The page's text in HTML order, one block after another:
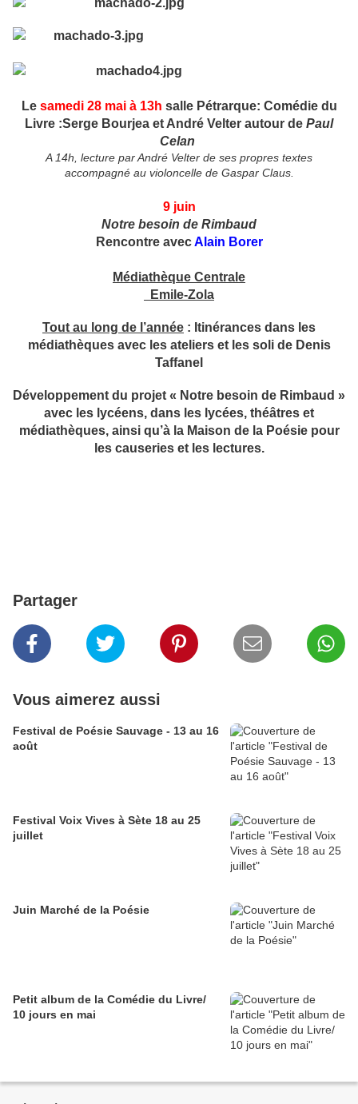
Le samedi 28 mai à 13h salle Pétrarque: Comédie du
Livre :Serge Bourjea et André Velter autour de Paul
Celan
A 14h, lecture par André Velter de ses propres textes
accompagné au violoncelle de Gaspar Claus.
9 juin
Notre besoin de Rimbaud
Rencontre avecAlain Borer
Médiathèque Centrale
Emile-Zola
Tout au long de l’année : Itinérances dans les
médiathèques avec les ateliers et les soli de Denis
Taffanel
Développement du projet « Notre besoin de Rimbaud »
avec les lycéens, dans les lycées, théâtres et
médiathèques, ainsi qu’à la Maison de la Poésie pour
les causeries et les lectures.
Partager
Vous aimerez aussi
Festival de Poésie Sauvage - 13 au 16
août
Festival Voix Vives à Sète 18 au 25
juillet
Juin Marché de la Poésie
Petit album de la Comédie du Livre/
10 jours en mai